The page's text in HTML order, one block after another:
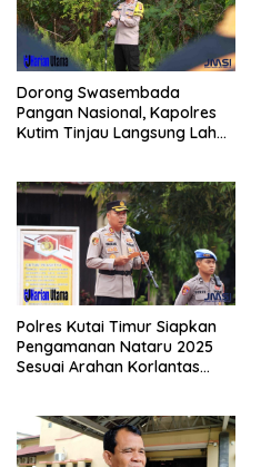
Dorong Swasembada
Pangan Nasional, Kapolres
Kutim Tinjau Langsung Lahan
Polres Kutai Timur Siapkan
Pengamanan Nataru 2025
Sesuai Arahan Korlantas